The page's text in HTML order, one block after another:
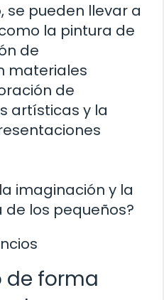
se pueden llevar a
la pintura de
de
materiales
de
artísticas y la
imaginación y la
los pequeños?
de forma